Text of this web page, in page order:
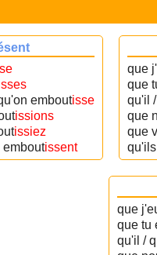
emboutisse
issions
issiez
issent
que
que
qu'il
que
que
que
que tu
qu'il /